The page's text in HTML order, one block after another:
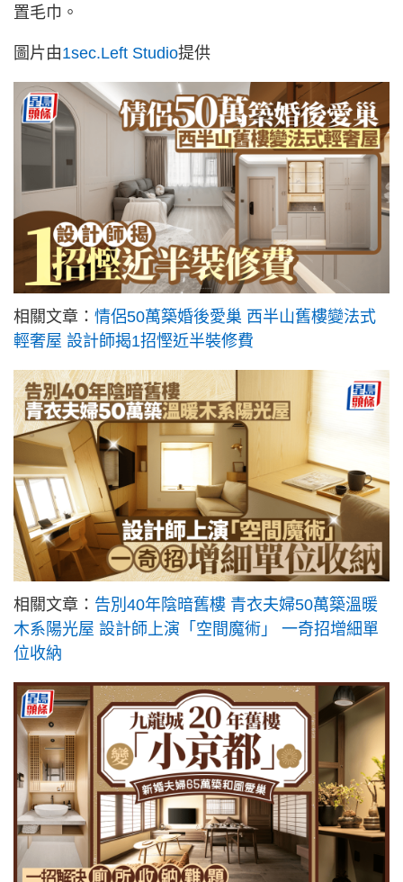
置毛巾。
圖片由1sec.Left Studio提供
相關文章： 情侶50萬築婚後愛巢 西半山舊樓變法式
輕奢屋 設計師揭1招慳近半裝修費
相關文章： 告別40年陰暗舊樓 青衣夫婦50萬築溫暖
木系陽光屋 設計師上演「空間魔術」 一奇招增細單
位收納